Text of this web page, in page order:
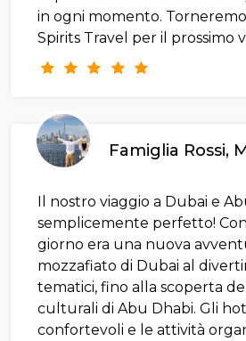
in ogni momento.
Spirits Travel per il prossimo
Famiglia Rossi,
Il nostro viaggio a Dubai e
semplicemente perfetto!
giorno era una nuova
mozzafiato di Dubai al
tematici, fino alla scoperta
culturali di Abu Dhabi. Gli
confortevoli e le attività